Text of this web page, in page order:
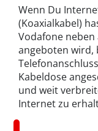
Wenn Du
(Koaxialkabel)
Vodafone
angeboten wird,
Kabeldose
und weit
Internet zu